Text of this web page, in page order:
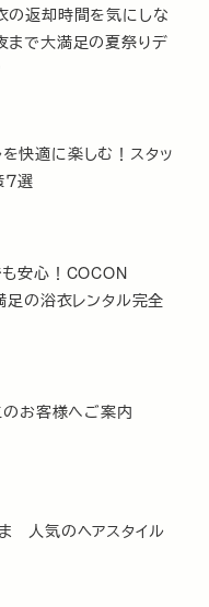
の返却時間を気にしな
まで大満足の夏祭りデ
快適に楽しむ！スタッ
選
も安心！COCON
の浴衣レンタル完全
お客様へご案内
人気のヘアスタイル